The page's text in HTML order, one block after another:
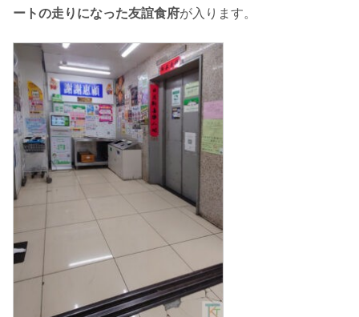
ートの走りになった友誼食府が入ります。